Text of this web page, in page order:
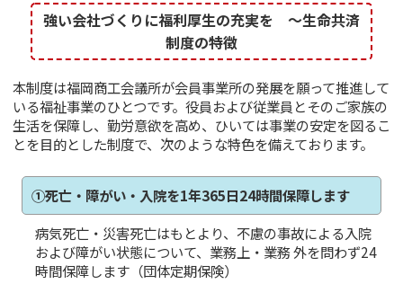
強い会社づくりに福利厚生の充実を ～生命共済
制度の特徴
本制度は福岡商工会議所が会員事業所の発展を願って推進して
いる福祉事業のひとつです。役員および従業員とそのご家族の
生活を保障し、勤労意欲を高め、ひいては事業の安定を図るこ
とを目的とした制度で、次のような特色を備えております。
①死亡・障がい・入院を1年365日24時間保障します
病気死亡・災害死亡はもとより、不慮の事故による入院
および障がい状態について、業務上・業務 外を問わず24
時間保障します（団体定期保険）